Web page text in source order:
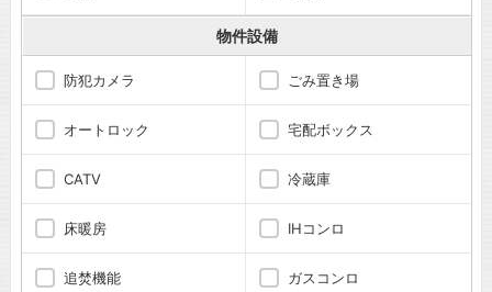
物件設備
防犯カメラ ごみ置き場
オートロック 宅配ボックス
CATV 冷蔵庫
床暖房 IHコンロ
追焚機能 ガスコンロ